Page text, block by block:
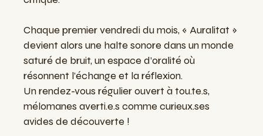
Chaque premier vendredi du mois, « Auralitat »
devient alors une halte sonore dans un monde
saturé de bruit, un espace d’oralité où
résonnent l’échange et la réflexion.
Un rendez-vous régulier ouvert à tou.te.s,
mélomanes averti.e.s comme curieux.ses
avides de découverte !